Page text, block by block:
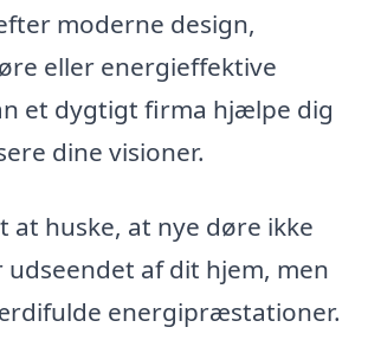
moderne design,
eller energieffektive
et dygtigt firma hjælpe dig
dine visioner.
at huske, at nye døre ikke
af dit hjem, men
energipræstationer.